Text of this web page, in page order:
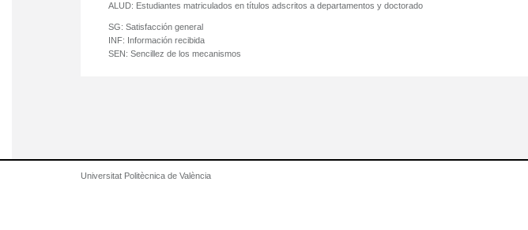
ALUD: Estudiantes matriculados en títulos adscritos a departamentos y doctorado
SG: Satisfacción general
INF: Información recibida
SEN: Sencillez de los mecanismos
Universitat Politècnica de València